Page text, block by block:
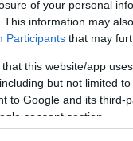
of your personal
This information may
Participants that may
that this website/app
but not limited
to Google and its third-
consent section.
domandale
snelli adatti alle
che